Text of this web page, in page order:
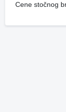
Cene stočnog